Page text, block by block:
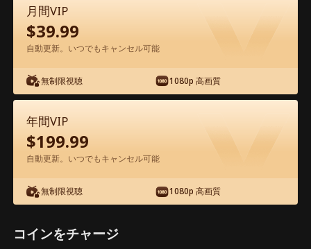
エピソード20 - リベンジコード 映画フ
ル
1-34
20 23
月間VIP
$39.99
自動更新。いつでもキャンセル可能
無制限視聴 1080p 高画質
年間VIP
$199.99
自動更新。いつでもキャンセル可能
無制限視聴 1080p 高画質
コインをチャージ